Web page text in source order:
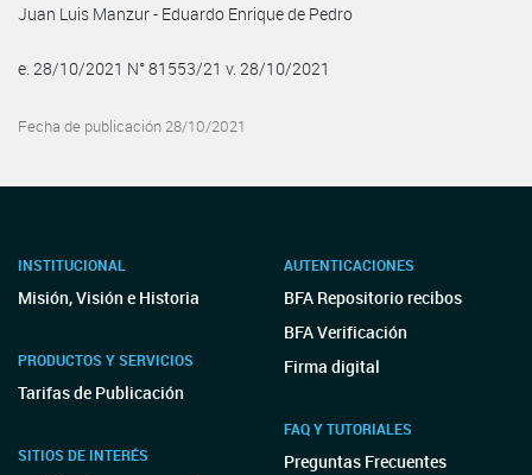
Juan Luis Manzur - Eduardo Enrique de Pedro
e. 28/10/2021 N° 81553/21 v. 28/10/2021
Fecha de publicación 28/10/2021
INSTITUCIONAL
Misión, Visión e Historia
PRODUCTOS Y SERVICIOS
Tarifas de Publicación
SITIOS DE INTERÉS
AUTENTICACIONES
BFA Repositorio recibos
BFA Verificación
Firma digital
FAQ Y TUTORIALES
Preguntas Frecuentes